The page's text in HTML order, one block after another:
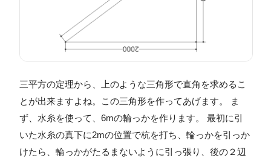
三平方の定理から、上のような三角形で直角を求めるこ
とが出来ますよね。この三角形を作ってあげます。 ま
ず、水糸を使って、6mの輪っかを作ります。 最初に引
いた水糸の真下に2mの位置で杭を打ち、輪っかを引っか
けたら、輪っかがたるまないように引っ張り、後の２辺